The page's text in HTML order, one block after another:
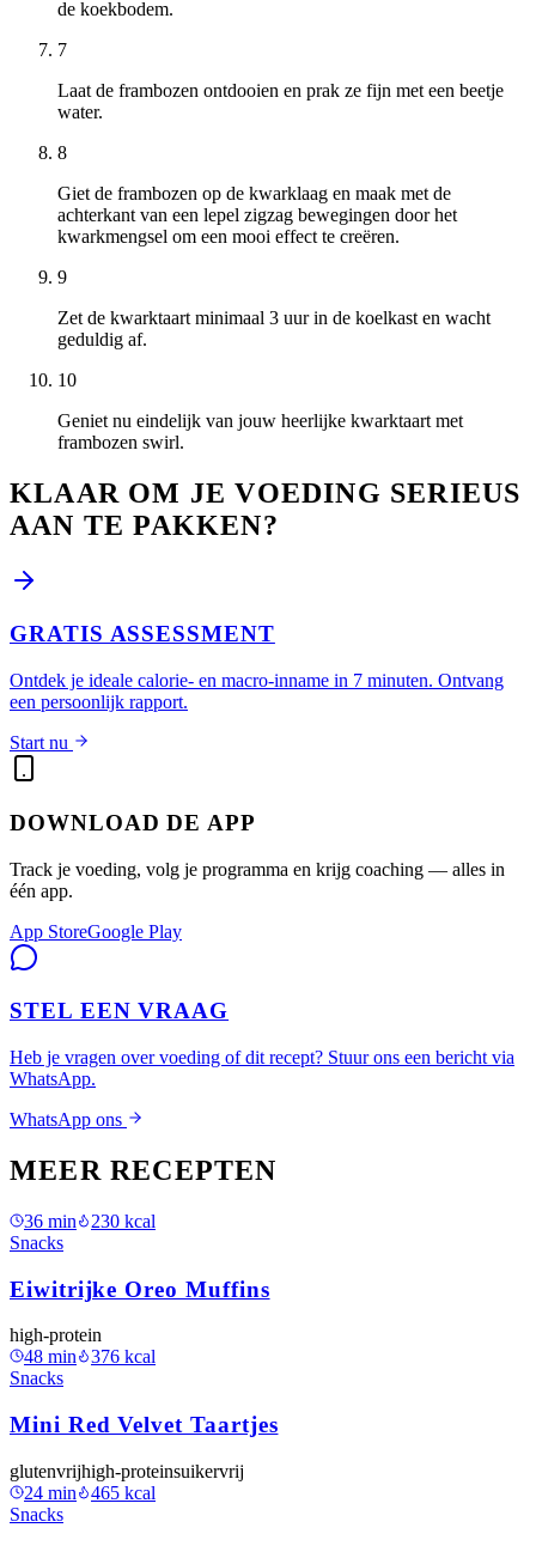
de koekbodem.
7
Laat de frambozen ontdooien en prak ze fijn met een beetje
water.
8
Giet de frambozen op de kwarklaag en maak met de
achterkant van een lepel zigzag bewegingen door het
kwarkmengsel om een mooi effect te creëren.
9
Zet de kwarktaart minimaal 3 uur in de koelkast en wacht
geduldig af.
10
Geniet nu eindelijk van jouw heerlijke kwarktaart met
frambozen swirl.
KLAAR OM JE VOEDING SERIEUS
AAN TE PAKKEN?
GRATIS ASSESSMENT
Ontdek je ideale calorie- en macro-inname in 7 minuten. Ontvang
een persoonlijk rapport.
Start nu
DOWNLOAD DE APP
Track je voeding, volg je programma en krijg coaching — alles in
één app.
App StoreGoogle Play
STEL EEN VRAAG
Heb je vragen over voeding of dit recept? Stuur ons een bericht via
WhatsApp.
WhatsApp ons
MEER RECEPTEN
36 min 230 kcal
Snacks
Eiwitrijke Oreo Muffins
high-protein
48 min 376 kcal
Snacks
Mini Red Velvet Taartjes
glutenvrijhigh-proteinsuikervrij
24 min 465 kcal
Snacks